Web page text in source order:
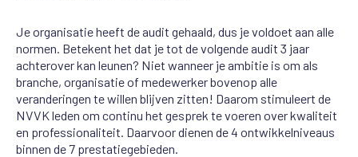
Je organisatie heeft de audit gehaald, dus je voldoet aan alle
normen. Betekent het dat je tot de volgende audit 3 jaar
achterover kan leunen? Niet wanneer je ambitie is om als
branche, organisatie of medewerker bovenop alle
veranderingen te willen blijven zitten! Daarom stimuleert de
NVVK leden om continu het gesprek te voeren over kwaliteit
en professionaliteit. Daarvoor dienen de 4 ontwikkelniveaus
binnen de 7 prestatiegebieden.